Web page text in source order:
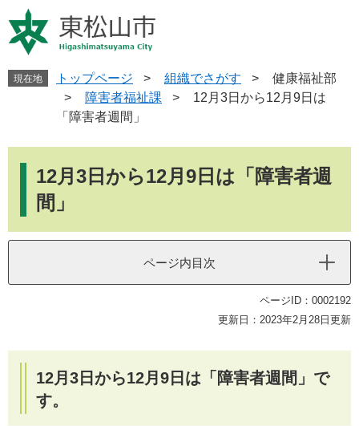
ー
ジ
ニ
ュ
現在地 トップページ > 組織でさがす >
健康福祉部
>
障害者福祉課 >
12月3日から12月9日は
「障害者週間」
12月3日から12月9日は「障害者週
間」
ページ内目次
ページID：0002192
更新日：2023年2月28日更新
12月3日から12月9日は「障害者週間」で
す。